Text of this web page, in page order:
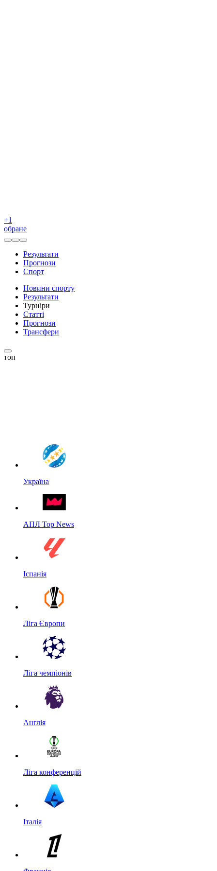
+1
обране
Результати
Прогнози
Спорт
Новини спорту
Результати
Турніри
Статті
Прогнози
Трансфери
топ
Україна
АПЛ Top News
Іспанія
Ліга Європи
Ліга чемпіонів
Англія
Ліга конференцій
Італія